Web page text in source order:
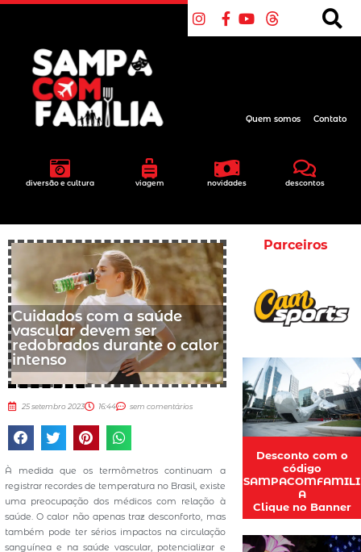
diversão e cultura viagem novidades descontos
Quem somos Contato
Cuidados com a saúde
vascular devem ser
redobrados durante o calor
intenso
25 setembro 2023 16:44 sem comentários
À medida que os termômetros continuam a
registrar recordes de temperatura no Brasil, existe
uma preocupação dos médicos com relação à
saúde. O calor não apenas traz desconforto, mas
também pode ter sérios impactos na circulação
sanguínea e na saúde vascular, potencializar e
Parceiros
Desconto com o
código
SAMPACOMFAMILI
A
Clique no Banner